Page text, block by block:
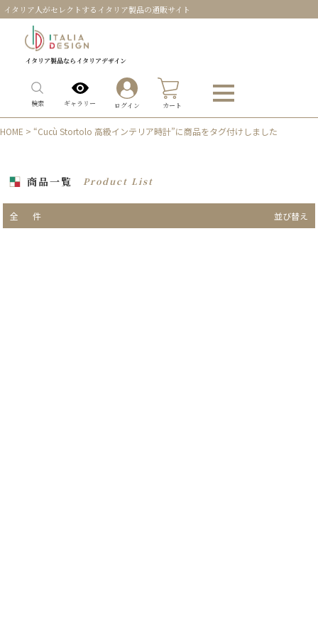
イタリア人がセレクトするイタリア製品の通販サイト
イタリア製品ならイタリアデザイン
検索 ギャラリー ログイン カート
HOME > “Cucù Stortolo 高級インテリア時計”に商品をタグ付けしました
商品一覧 Product List
全 件 並び替え